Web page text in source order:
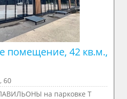
помещение, 42 кв.м.,
60
нa парковкe Т